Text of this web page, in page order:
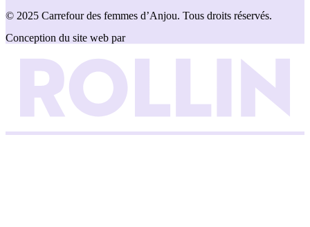
© 2025 Carrefour des femmes d’Anjou. Tous droits réservés.
Conception du site web par